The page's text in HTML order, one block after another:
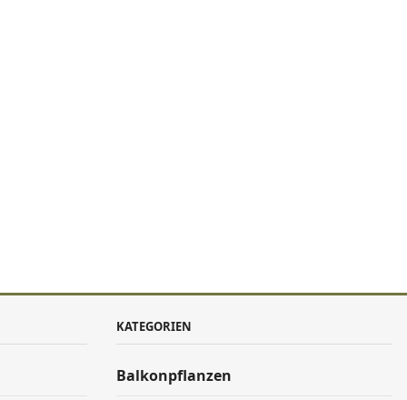
KATEGORIEN
Balkonpflanzen